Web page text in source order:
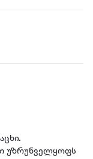
უზრუნველყოფს